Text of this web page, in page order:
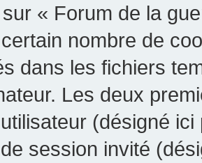
« Forum de la
nombre de
dans les fichiers
Les deux
(désigné
session invité